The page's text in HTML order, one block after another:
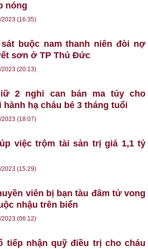
nóng
2023 (16:35)
sát buộc nam thanh niên đòi nợ
sơn ở TP Thủ Đức
2023 (20:13)
2 nghi can bán ma túy cho
hạ cháu bé 3 tháng tuổi
2023 (18:07)
việc trộm tài sản trị giá 1,1 tỷ
2023 (15:29)
viên bị bạn tàu đâm tử vong
nhậu trên biển
2023 (06:12)
tiếp nhận quỹ điều trị cho cháu